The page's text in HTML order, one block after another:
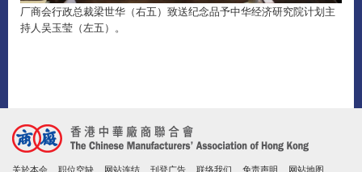
厂商会行政总裁梁世华（右五）致送纪念品予中华经济研究院计划主
持人吴玉莹（左五）。
关於本会 职位空缺 网站连结 刊登广告 联络我们 免责声明 网站地图